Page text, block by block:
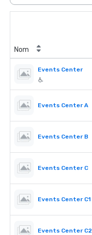
Nom
Events Center
Events Center A
Events Center B
Events Center C
Events Center C1
Events Center C2